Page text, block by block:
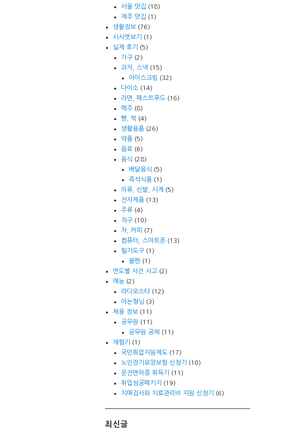
서울 맛집 (18)
제주 맛집 (1)
생활정보 (76)
시사엿보기
(1)
실제 후기
(5)
가구(2)
과자, 스낵 (15)
아이스크림 (32)
다이소(14)
라면, 패스트푸드(16)
맥주(8)
빵, 떡 (4)
생활용품(26)
약품(5)
음료(6)
음식 (28)
배달음식 (5)
즉석식품(1)
의류, 신발, 시계
(5)
전자제품(13)
주류(4)
직구(10)
차, 커피
(7)
컴퓨터, 스마트폰(13)
필기도구(1)
볼펜 (1)
연도별 사건 사고 (2)
예능 (2)
라디오스타(12)
아는형님 (3)
채용 정보 (11)
공무원
(11)
공무원 공채 (11)
체험기
(1)
국민취업지원제도(17)
노인장기요양보험 신청기
(10)
운전면허증 취득기
(11)
취업성공패키지
(19)
치매검사와 치료관리비 지원 신청기
(6)
최신글